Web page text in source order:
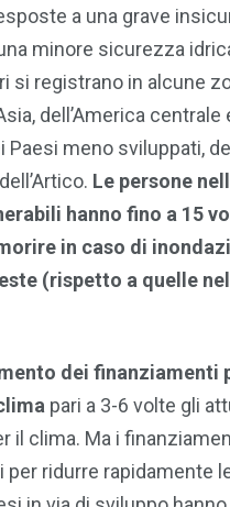
a una grave
minore sicurezza
si registrano in alcune
dell’America centrale
Paesi meno sviluppati,
Le persone
hanno fino a 15
in caso di
(rispetto a quelle
dei finanziamenti
pari a 3-6 volte gli
il clima. Ma i
ridurre rapidamente